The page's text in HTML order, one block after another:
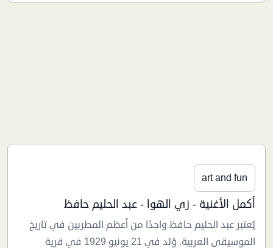
art and fun
أكمل الأغنية - زي الهوا - عبد الحليم حافظ
يُعتبر عبد الحليم حافظ واحدًا من أعظم المطربين في تاريخ
الموسيقى العربية. وُلد في 21 يونيو 1929 في قرية